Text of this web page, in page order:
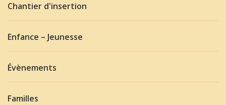
Chantier d'insertion
Enfance – Jeunesse
Évènements
Familles